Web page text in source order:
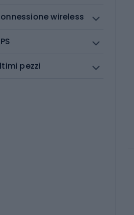
wireless
pezzi